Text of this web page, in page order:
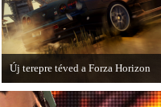
Új terepre téved a Forza Horizon
Hamarosan megérkezik a Forza